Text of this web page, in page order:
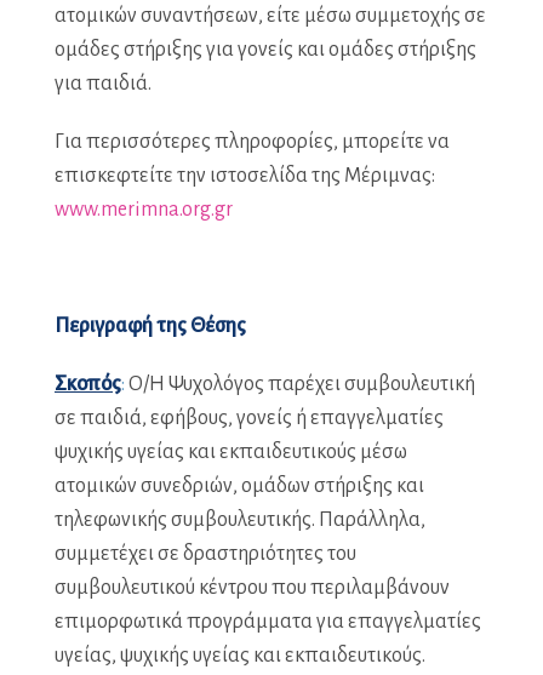
ατομικών συναντήσεων, είτε μέσω συμμετοχής σε
ομάδες στήριξης για γονείς και ομάδες στήριξης
για παιδιά.
Για περισσότερες πληροφορίες, μπορείτε να
επισκεφτείτε την ιστοσελίδα της Μέριμνας:
www.merimna.org.gr
Περιγραφή της Θέσης
Σκοπός: Ο/Η Ψυχολόγος παρέχει συμβουλευτική
σε παιδιά, εφήβους, γονείς ή επαγγελματίες
ψυχικής υγείας και εκπαιδευτικούς μέσω
ατομικών συνεδριών, ομάδων στήριξης και
τηλεφωνικής συμβουλευτικής. Παράλληλα,
συμμετέχει σε δραστηριότητες του
συμβουλευτικού κέντρου που περιλαμβάνουν
επιμορφωτικά προγράμματα για επαγγελματίες
υγείας, ψυχικής υγείας και εκπαιδευτικούς.